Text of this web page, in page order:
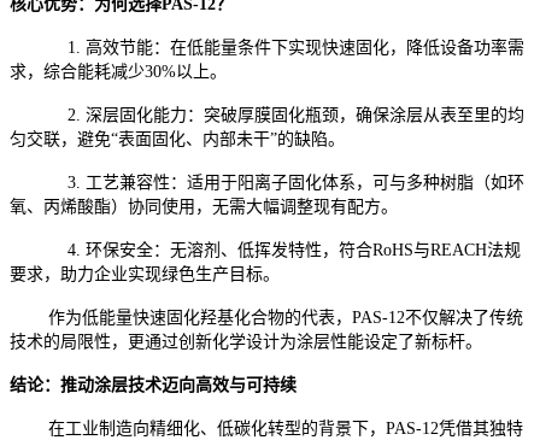
核心优势：为何选择PAS-12？
1. 高效节能：在低能量条件下实现快速固化，降低设备功率需
求，综合能耗减少30%以上。
2. 深层固化能力：突破厚膜固化瓶颈，确保涂层从表至里的均
匀交联，避免“表面固化、内部未干”的缺陷。
3. 工艺兼容性：适用于阳离子固化体系，可与多种树脂（如环
氧、丙烯酸酯）协同使用，无需大幅调整现有配方。
4. 环保安全：无溶剂、低挥发特性，符合RoHS与REACH法规
要求，助力企业实现绿色生产目标。
作为低能量快速固化羟基化合物的代表，PAS-12不仅解决了传统
技术的局限性，更通过创新化学设计为涂层性能设定了新标杆。
结论：推动涂层技术迈向高效与可持续
在工业制造向精细化、低碳化转型的背景下，PAS-12凭借其独特